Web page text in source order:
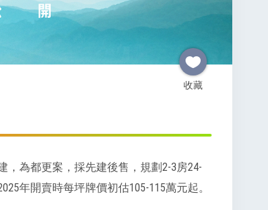
收藏
為都更案，採先建後售，規劃2-3房24-
年開賣時每坪牌價初估105-115萬元起。